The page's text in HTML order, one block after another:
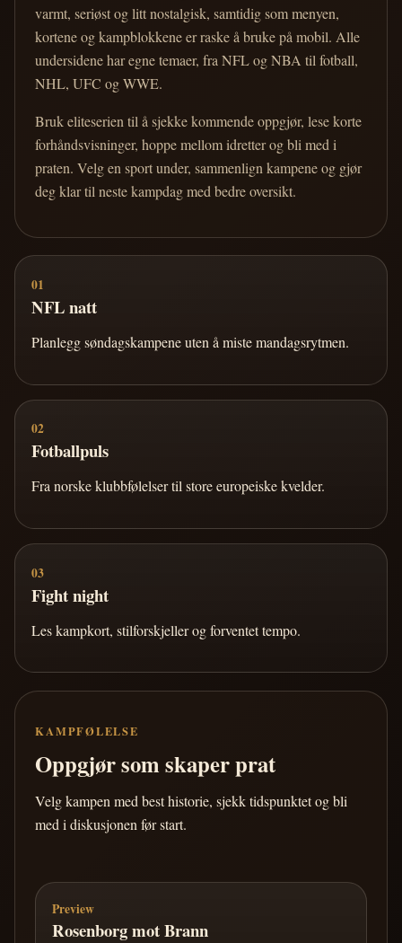
varmt, seriøst og litt nostalgisk, samtidig som menyen,
kortene og kampblokkene er raske å bruke på mobil. Alle
undersidene har egne temaer, fra NFL og NBA til fotball,
NHL, UFC og WWE.
Bruk eliteserien til å sjekke kommende oppgjør, lese korte
forhåndsvisninger, hoppe mellom idretter og bli med i
praten. Velg en sport under, sammenlign kampene og gjør
deg klar til neste kampdag med bedre oversikt.
01
NFL natt
Planlegg søndagskampene uten å miste mandagsrytmen.
02
Fotballpuls
Fra norske klubbfølelser til store europeiske kvelder.
03
Fight night
Les kampkort, stilforskjeller og forventet tempo.
KAMPFØLELSE
Oppgjør som skaper prat
Velg kampen med best historie, sjekk tidspunktet og bli
med i diskusjonen før start.
Preview
Rosenborg mot Brann